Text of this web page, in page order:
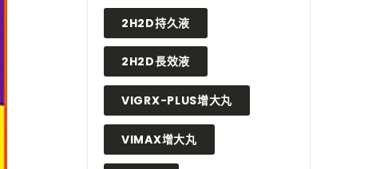
2H2D持久液
2H2D長效液
VIGRX-PLUS增大丸
VIMAX增大丸